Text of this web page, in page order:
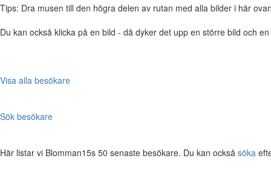
Tips: Dra musen till den högra delen av rutan med alla bilder i här
Du kan också klicka på en bild - då dyker det upp en större bild och
Visa alla besökare
Sök besökare
Här listar vi Blomman15s 50 senaste besökare. Du kan också söka